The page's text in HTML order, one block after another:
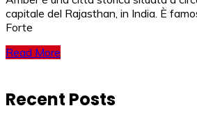
capitale del Rajasthan, in India. È
Forte
Read More
Recent Posts